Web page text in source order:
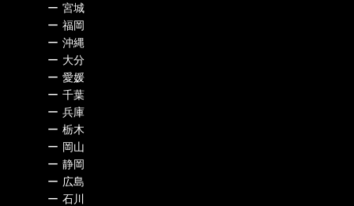
ー 宮城
ー 福岡
ー 沖縄
ー 大分
ー 愛媛
ー 千葉
ー 兵庫
ー 栃木
ー 岡山
ー 静岡
ー 広島
ー 石川